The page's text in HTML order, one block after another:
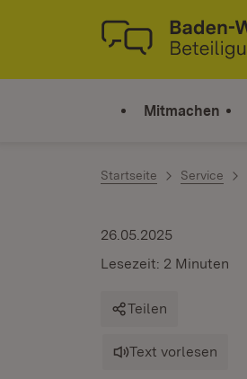
Zum Inhalt springen
Link zur Startseite
Mitmachen
Startseite Service
26.05.2025
Lesezeit: 2 Minuten
Teilen
Text vorlesen